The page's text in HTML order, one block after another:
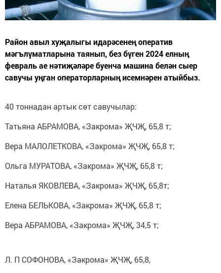
Район авыл хуҗалыгы идарәсенең оператив
мәгълүматларына таянып, без бүген 2024 елның
февраль ае нәтиҗәләре буенча машина белән сыер
савучы уңган операторларның исемнәрен атыйбыз.
40 тоннадан артык сөт савучылар:
Татьяна АБРАМОВА, «Закрома» ҖЧҖ, 65,8 т;
Вера МАЛОЛЕТКОВА, «Закрома» ҖЧҖ, 65,8 т;
Ольга МУРАТОВА, «Закрома» ҖЧҖ, 65,8 т;
Наталья ЯКОВЛЕВА, «Закрома» ҖЧҖ, 65,8т;
Елена БЕЛЬКОВА, «Закрома» ҖЧҖ, 65,8 т;
Вера АБРАМОВА, «Закрома» ҖЧҖ, 34,5 т;
Л. П СОФОНОВА, «Закрома» ҖЧҖ, 65,8,